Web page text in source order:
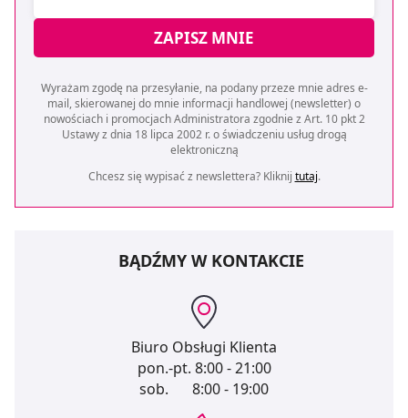
ZAPISZ MNIE
Wyrażam zgodę na przesyłanie, na podany przeze mnie adres e-
mail, skierowanej do mnie informacji handlowej (newsletter) o
nowościach i promocjach Administratora zgodnie z Art. 10 pkt 2
Ustawy z dnia 18 lipca 2002 r. o świadczeniu usług drogą
elektroniczną
Chcesz się wypisać z newslettera? Kliknij tutaj.
BĄDŹMY W KONTAKCIE
Biuro Obsługi Klienta
pon.-pt. 8:00 - 21:00
sob.
8:00 - 19:00